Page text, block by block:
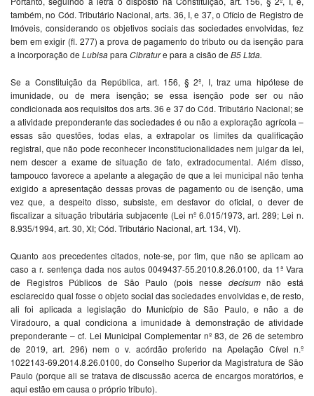
também, no Cód. Tributário Nacional, arts. 36, I, e 37, o Ofício de Registro de
Imóveis, considerando os objetivos sociais das sociedades envolvidas, fez
bem em exigir (fl. 277) a prova de pagamento do tributo ou da isenção para
a incorporação de Lubisapara Cibrature para a cisão de B5 Ltda.
Se a Constituição da República, art. 156, § 2º, I, traz uma hipótese de
imunidade, ou de mera isenção; se essa isenção pode ser ou não
condicionada aos requisitos dos arts. 36 e 37 do Cód. Tributário Nacional; se
a atividade preponderante das sociedades é ou não a exploração agrícola –
essas são questões, todas elas, a extrapolar os limites da qualificação
registral, que não pode reconhecer inconstitucionalidades nem julgar da lei,
nem descer a exame de situação de fato, extradocumental. Além disso,
tampouco favorece a apelante a alegação de que a lei municipal não tenha
exigido a apresentação dessas provas de pagamento ou de isenção, uma
vez que, a despeito disso, subsiste, em desfavor do oficial, o dever de
fiscalizar a situação tributária subjacente (Lei nº 6.015/1973, art. 289; Lei n.
8.935/1994, art. 30, XI; Cód. Tributário Nacional, art. 134, VI).
Quanto aos precedentes citados, note-se, por fim, que não se aplicam ao
caso a r. sentença dada nos autos 0049437-55.2010.8.26.0100, da 1ª Vara
de Registros Públicos de São Paulo (pois nesse decisumnão está
esclarecido qual fosse o objeto social das sociedades envolvidas e, de resto,
ali foi aplicada a legislação do Município de São Paulo, e não a de
Viradouro, a qual condiciona a imunidade à demonstração de atividade
preponderante – cf. Lei Municipal Complementar nº 83, de 26 de setembro
de 2019, art. 296) nem o v. acórdão proferido na Apelação Cível n.º
1022143-69.2014.8.26.0100, do Conselho Superior da Magistratura de São
Paulo (porque ali se tratava de discussão acerca de encargos moratórios, e
aqui estão em causa o próprio tributo).